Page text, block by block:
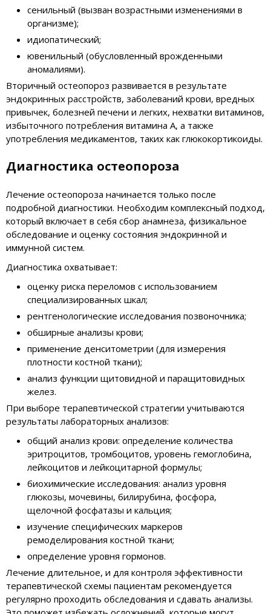
сенильный (вызван возрастными изменениями в
организме);
идиопатический;
ювенильный (обусловленный врожденными
аномалиями).
Вторичный остеопороз развивается в результате
эндокринных расстройств, заболеваний крови, вредных
привычек, болезней печени и легких, нехватки витаминов,
избыточного потребления витамина A, а также
употребления медикаментов, таких как глюкокортикоиды.
Диагностика остеопороза
Лечение остеопороза начинается только после
подробной диагностики. Необходим комплексный подход,
который включает в себя сбор анамнеза, физикальное
обследование и оценку состояния эндокринной и
иммунной систем.
Диагностика охватывает:
оценку риска переломов с использованием
специализированных шкал;
рентгенологические исследования позвоночника;
обширные анализы крови;
применение денситометрии (для измерения
плотности костной ткани);
анализ функции щитовидной и паращитовидных
желез.
При выборе терапевтической стратегии учитываются
результаты лабораторных анализов:
общий анализ крови: определение количества
эритроцитов, тромбоцитов, уровень гемоглобина,
лейкоцитов и лейкоцитарной формулы;
биохимические исследования: анализ уровня
глюкозы, мочевины, билирубина, фосфора,
щелочной фосфатазы и кальция;
изучение специфических маркеров
ремоделирования костной ткани;
определение уровня гормонов.
Лечение длительное, и для контроля эффективности
терапевтической схемы пациентам рекомендуется
регулярно проходить обследования и сдавать анализы.